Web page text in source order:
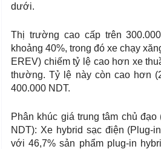
dưới.
Thị trường cao cấp trên
khoảng 40%, trong đó xe chạy
EREV) chiếm tỷ lệ cao hơn xe
thường. Tỷ lệ này còn cao hơn
400.000 NDT.
Phân khúc giá trung tâm chủ đạo
NDT): Xe hybrid sạc điện (Plug-
với 46,7% sản phẩm plug-in